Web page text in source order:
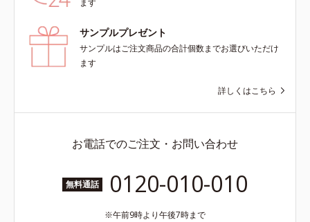
サンプルプレゼント
サンプルはご注文商品の合計個数までお選びいただけ
ます
詳しくはこちら
お電話でのご注文・お問い合わせ
無料通話 0120-010-010
午前9時より午後7時まで